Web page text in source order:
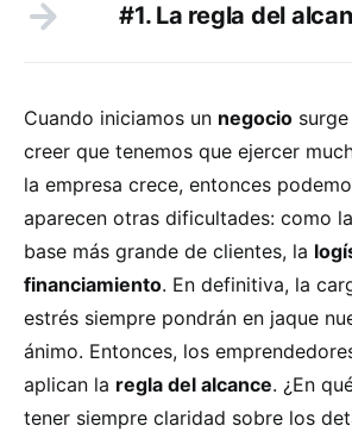
#1. La regla del
Cuando iniciamos un negocio
creer que tenemos que ejercer
la empresa crece, entonces
aparecen otras dificultades: como
base más grande de clientes, la
financiamiento. En definitiva, la
estrés siempre pondrán en jaque
ánimo. Entonces, los
aplican la regla del alcance. ¿En
tener siempre claridad sobre los